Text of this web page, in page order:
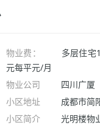
物业费：
多层住宅
元每平元/月
物业公司
四川广厦
小区地址
成都市简
小区简介
光明楼物